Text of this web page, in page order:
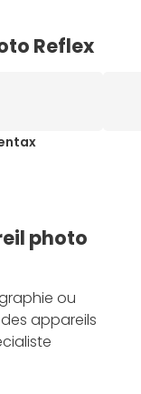
Reflex
photo
ou
appareils